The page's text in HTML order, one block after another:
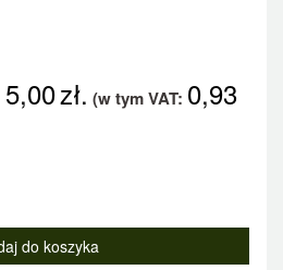
5,00zł. (w tym VAT: 0,93